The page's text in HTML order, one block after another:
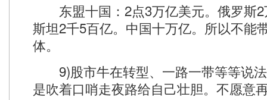
东盟十国：2点3万亿美元。俄罗斯2
斯坦2千5百亿。中国十万亿。所以不能
体。
9)股市牛在转型、一路一带等等说
是吹着口哨走夜路给自己壮胆。不愿意